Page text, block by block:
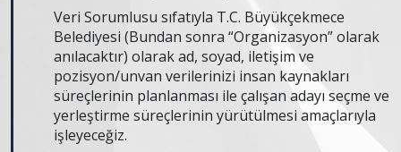
Veri Sorumlusu sıfatıyla T.C. Büyükçekmece
Belediyesi (Bundan sonra “Organizasyon” olarak
anılacaktır) olarak ad, soyad, iletişim ve
pozisyon/unvan verilerinizi insan kaynakları
süreçlerinin planlanması ile çalışan adayı seçme ve
yerleştirme süreçlerinin yürütülmesi amaçlarıyla
işleyeceğiz.